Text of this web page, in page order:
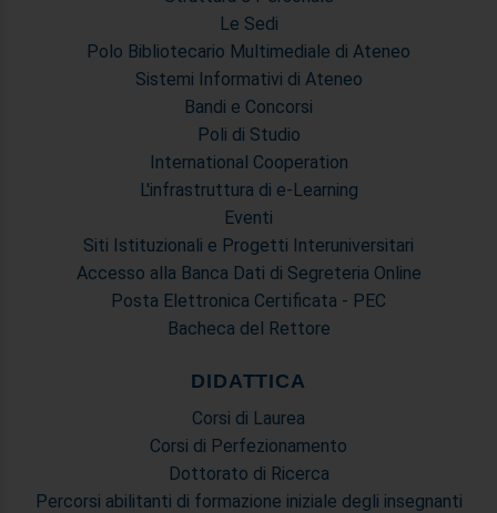
Le Sedi
Polo Bibliotecario Multimediale di Ateneo
Sistemi Informativi di Ateneo
Bandi e Concorsi
Poli di Studio
International Cooperation
L'infrastruttura di e-Learning
Eventi
Siti Istituzionali e Progetti Interuniversitari
Accesso alla Banca Dati di Segreteria Online
Posta Elettronica Certificata - PEC
Bacheca del Rettore
DIDATTICA
Corsi di Laurea
Corsi di Perfezionamento
Dottorato di Ricerca
Percorsi abilitanti di formazione iniziale degli insegnanti